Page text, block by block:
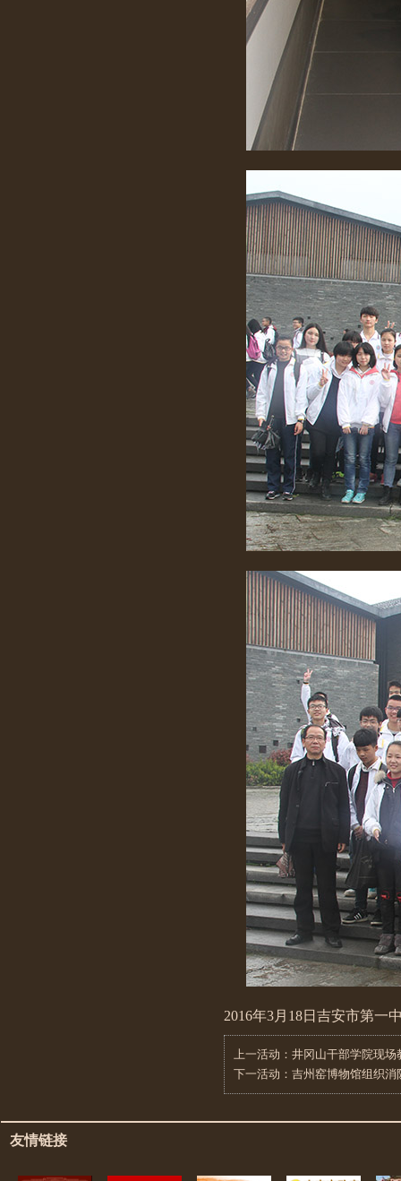
2016年3月18日吉安市第一
上一活动： 井冈山干部学院现场
下一活动： 吉州窑博物馆组织消
友情链接